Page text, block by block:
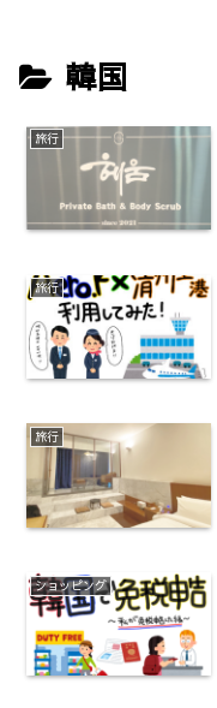
韓国
旅行
旅行
旅行
ショッピング